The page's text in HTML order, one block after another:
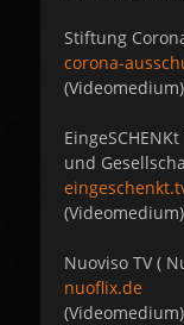
Stiftung
corona-
(Videomedium)
und
(Videomedium)
Nuoviso TV (
nuoflix.de
(Videomedium)